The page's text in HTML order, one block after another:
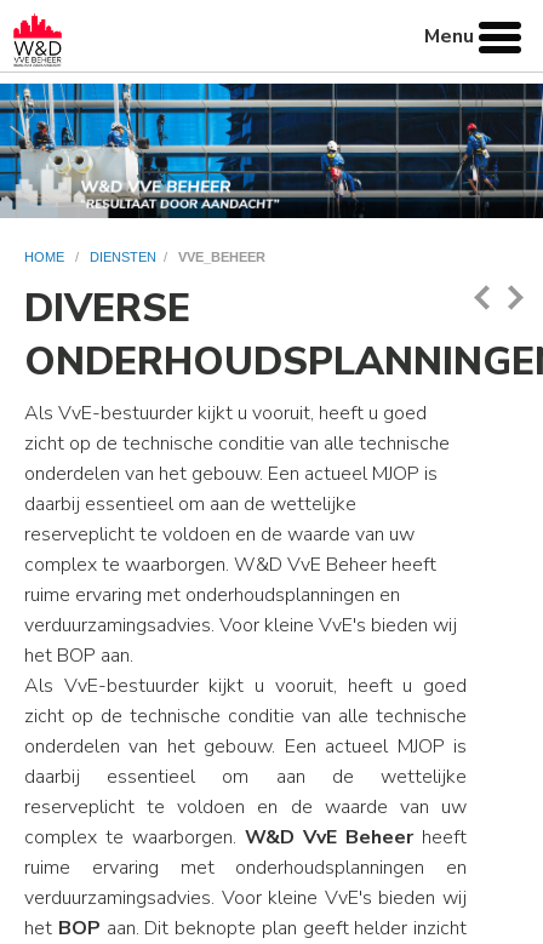
Menu
HOME / DIENSTEN / VVE_BEHEER
DIVERSE
Als VvE-bestuurder kijkt u vooruit, heeft u goed
zicht op de technische conditie van alle technische
onderdelen van het gebouw. Een actueel MJOP is
daarbij essentieel om aan de wettelijke
reserveplicht te voldoen en de waarde van uw
complex te waarborgen. W&D VvE Beheer heeft
ruime ervaring met onderhoudsplanningen en
verduurzamingsadvies. Voor kleine VvE's bieden wij
het BOP aan.
Als VvE-bestuurder kijkt u vooruit, heeft u goed
zicht op de technische conditie van alle technische
onderdelen van het gebouw. Een actueel MJOP is
daarbij essentieel om aan de wettelijke
reserveplicht te voldoen en de waarde van uw
complex te waarborgen. W&D VvE Beheerheeft
ruime ervaring met onderhoudsplanningen en
verduurzamingsadvies. Voor kleine VvE's bieden wij
het BOP aan. Dit beknopte plan geeft helder inzicht